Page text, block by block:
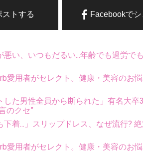
Facebookでシ
ストする
い、いつもだるい...年齢でも過労で
愛用者がセレクト。健康・美容のお
た男性全員から断られた」有名大
のクセ”
着...」スリップドレス、なぜ流行?
愛用者がセレクト。健康・美容のお